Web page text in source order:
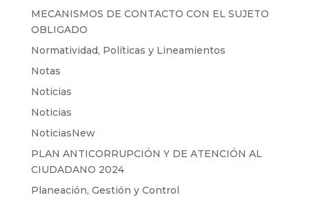
MECANISMOS DE CONTACTO CON EL SUJETO
OBLIGADO
Normatividad, Políticas y Lineamientos
Notas
Noticias
Noticias
NoticiasNew
PLAN ANTICORRUPCIÓN Y DE ATENCIÓN AL
CIUDADANO 2024
Planeación, Gestión y Control